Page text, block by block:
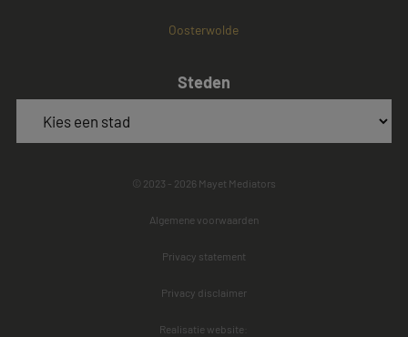
Oosterwolde
Steden
© 2023 - 2026 Mayet Mediators
Algemene voorwaarden
Privacy statement
Privacy disclaimer
Realisatie website: